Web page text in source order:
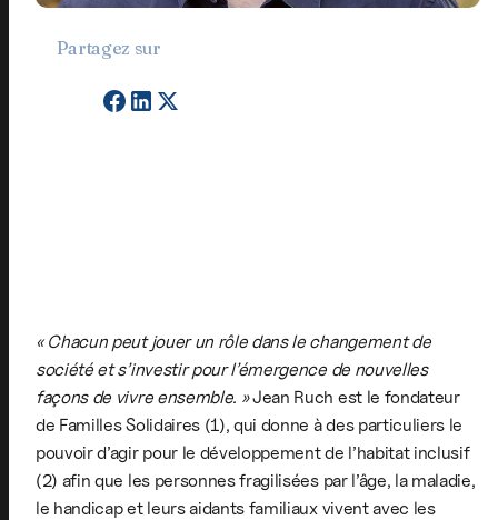
Partagez sur
« Chacun peut jouer un rôle dans le changement de
société et s’investir pour l’émergence de nouvelles
façons de vivre ensemble. »Jean Ruch est le fondateur
de Familles Solidaires (1), qui donne à des particuliers le
pouvoir d’agir pour le développement de l’habitat inclusif
(2) afin que les personnes fragilisées par l’âge, la maladie,
le handicap et leurs aidants familiaux vivent avec les